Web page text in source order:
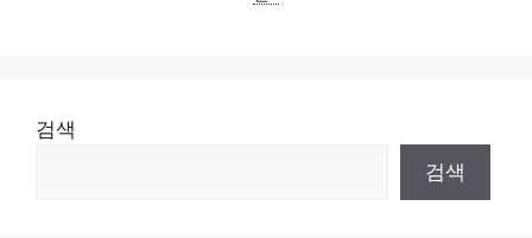
검색
검색